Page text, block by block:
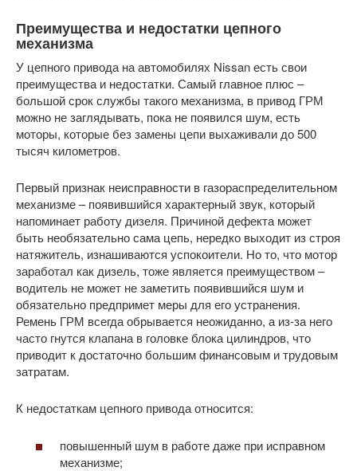
Преимущества и недостатки цепного
механизма
У цепного привода на автомобилях Nissan есть свои
преимущества и недостатки. Самый главное плюс –
большой срок службы такого механизма, в привод ГРМ
можно не заглядывать, пока не появился шум, есть
моторы, которые без замены цепи выхаживали до 500
тысяч километров.
Первый признак неисправности в газораспределительном
механизме – появившийся характерный звук, который
напоминает работу дизеля. Причиной дефекта может
быть необязательно сама цепь, нередко выходит из строя
натяжитель, изнашиваются успокоители. Но то, что мотор
заработал как дизель, тоже является преимуществом –
водитель не может не заметить появившийся шум и
обязательно предпримет меры для его устранения.
Ремень ГРМ всегда обрывается неожиданно, а из-за него
часто гнутся клапана в головке блока цилиндров, что
приводит к достаточно большим финансовым и трудовым
затратам.
К недостаткам цепного привода относится:
повышенный шум в работе даже при исправном
механизме;